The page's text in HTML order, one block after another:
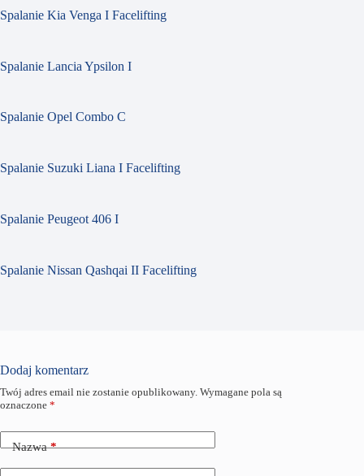
Spalanie Kia Venga I Facelifting
Spalanie Lancia Ypsilon I
Spalanie Opel Combo C
Spalanie Suzuki Liana I Facelifting
Spalanie Peugeot 406 I
Spalanie Nissan Qashqai II Facelifting
Dodaj komentarz
Twój adres email nie zostanie opublikowany. Wymagane pola są
oznaczone *
Nazwa*